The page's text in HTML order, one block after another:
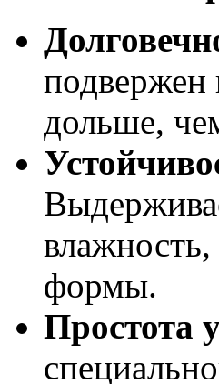
подвержен
дольше,
формы.
Простота